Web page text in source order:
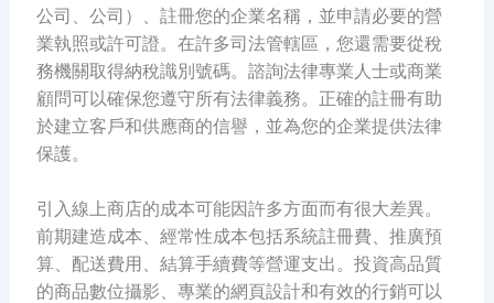
公司、公司）、註冊您的企業名稱，並申請必要的營
業執照或許可證。在許多司法管轄區，您還需要從稅
務機關取得納稅識別號碼。諮詢法律專業人士或商業
顧問可以確保您遵守所有法律義務。正確的註冊有助
於建立客戶和供應商的信譽，並為您的企業提供法律
保護。
引入線上商店的成本可能因許多方面而有很大差異。
前期建造成本、經常性成本包括系統註冊費、推廣預
算、配送費用、結算手續費等營運支出。投資高品質
的商品數位攝影、專業的網頁設計和有效的行銷可以